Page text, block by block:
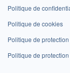
Politique de
Politique de cookies
Politique de
Politique de